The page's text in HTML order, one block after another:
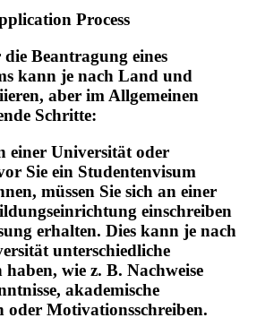
Process
Beantragung eines
kann je nach Land und
aber im Allgemeinen
Schritte:
einer Universität oder
Sie ein Studentenvisum
müssen Sie sich an einer
einschreiben
erhalten. Dies kann je nach
unterschiedliche
wie z. B. Nachweise
akademische
oder Motivationsschreiben.